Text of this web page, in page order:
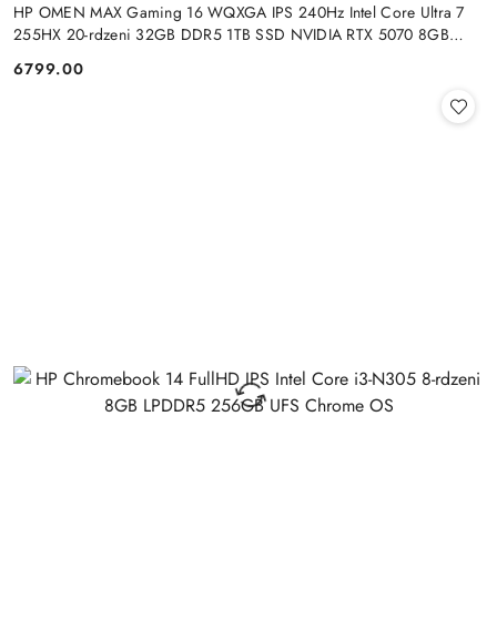
HP OMEN MAX Gaming 16 WQXGA IPS 240Hz Intel Core Ultra 7
255HX 20-rdzeni 32GB DDR5 1TB SSD NVIDIA RTX 5070 8GB
Cena:
6799.00